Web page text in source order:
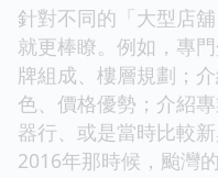
針對不同的「大型店
就更棒瞭。例如，專
牌組成、樓層規劃；
色、價格優勢；介紹
器行、或是當時比較
2016年那時候，颱灣